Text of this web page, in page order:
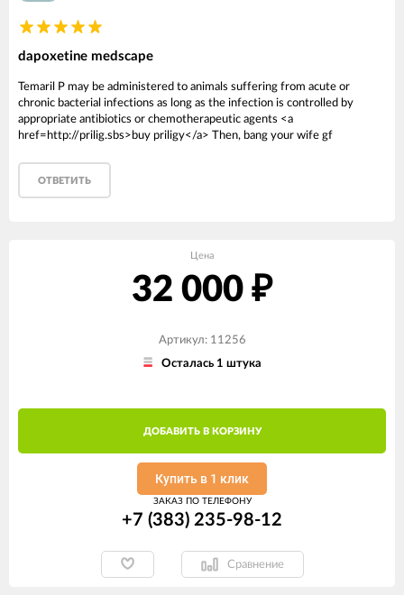
dapoxetine medscape
Temaril P may be administered to animals suffering from acute or
chronic bacterial infections as long as the infection is controlled by
appropriate antibiotics or chemotherapeutic agents <a
href=http://prilig.sbs>buy priligy</a> Then, bang your wife gf
ОТВЕТИТЬ
Цена
32 000 ₽
Артикул: 11256
Осталась 1 штука
ДОБАВИТЬ В КОРЗИНУ
Купить в 1 клик
ЗАКАЗ ПО ТЕЛЕФОНУ
+7 (383) 235-98-12
Сравнение